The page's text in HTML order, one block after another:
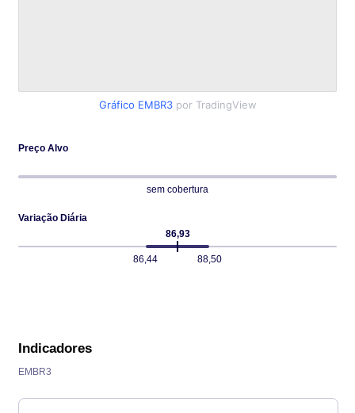
Gráfico EMBR3 por TradingView
Preço Alvo
sem cobertura
Variação Diária
86,93
86,44 88,50
Indicadores
EMBR3